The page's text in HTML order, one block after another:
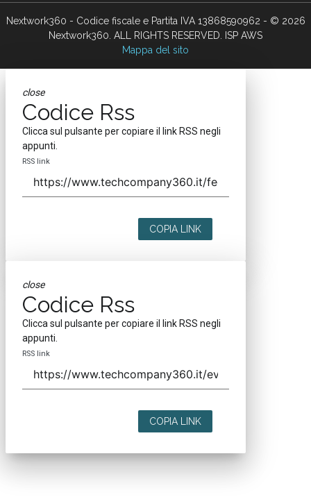
Nextwork360 - Codice fiscale e Partita IVA 13868590962 - © 2026
Nextwork360. ALL RIGHTS RESERVED. ISP AWS
Mappa del sito
close
Codice Rss
Clicca sul pulsante per copiare il link RSS negli
appunti.
RSS link
COPIA LINK
close
Codice Rss
Clicca sul pulsante per copiare il link RSS negli
appunti.
RSS link
COPIA LINK